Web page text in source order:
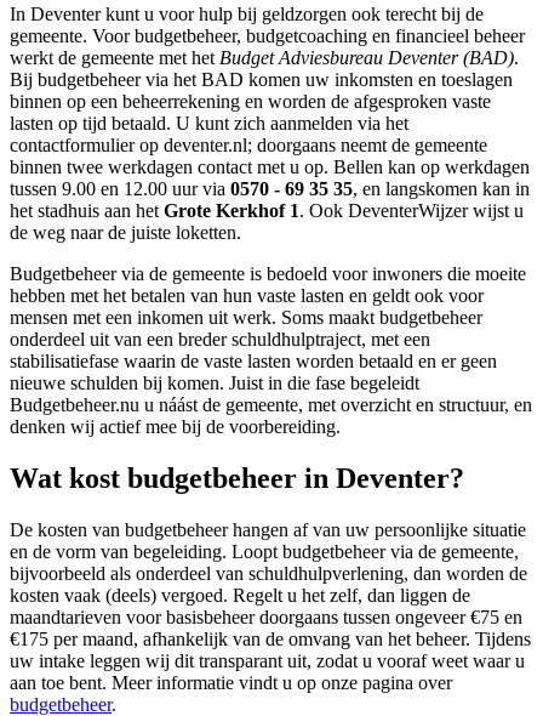
In Deventer kunt u voor hulp bij geldzorgen ook terecht bij de
gemeente. Voor budgetbeheer, budgetcoaching en financieel beheer
werkt de gemeente met het Budget Adviesbureau Deventer (BAD).
Bij budgetbeheer via het BAD komen uw inkomsten en toeslagen
binnen op een beheerrekening en worden de afgesproken vaste
lasten op tijd betaald. U kunt zich aanmelden via het
contactformulier op deventer.nl; doorgaans neemt de gemeente
binnen twee werkdagen contact met u op. Bellen kan op werkdagen
tussen 9.00 en 12.00 uur via 0570 - 69 35 35, en langskomen kan in
het stadhuis aan het Grote Kerkhof 1. Ook DeventerWijzer wijst u
de weg naar de juiste loketten.
Budgetbeheer via de gemeente is bedoeld voor inwoners die moeite
hebben met het betalen van hun vaste lasten en geldt ook voor
mensen met een inkomen uit werk. Soms maakt budgetbeheer
onderdeel uit van een breder schuldhulptraject, met een
stabilisatiefase waarin de vaste lasten worden betaald en er geen
nieuwe schulden bij komen. Juist in die fase begeleidt
Budgetbeheer.nu u náást de gemeente, met overzicht en structuur, en
denken wij actief mee bij de voorbereiding.
Wat kost budgetbeheer in Deventer?
De kosten van budgetbeheer hangen af van uw persoonlijke situatie
en de vorm van begeleiding. Loopt budgetbeheer via de gemeente,
bijvoorbeeld als onderdeel van schuldhulpverlening, dan worden de
kosten vaak (deels) vergoed. Regelt u het zelf, dan liggen de
maandtarieven voor basisbeheer doorgaans tussen ongeveer €75 en
€175 per maand, afhankelijk van de omvang van het beheer. Tijdens
uw intake leggen wij dit transparant uit, zodat u vooraf weet waar u
aan toe bent. Meer informatie vindt u op onze pagina over
budgetbeheer.